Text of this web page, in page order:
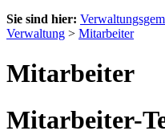
Sie sind hier:
Verwaltung > Mitarbeiter
Mitarbeiter
Mitarbeiter-